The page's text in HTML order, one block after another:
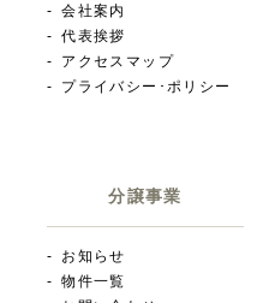
会社案内
代表挨拶
アクセスマップ
プライバシー･ポリシー
分譲事業
お知らせ
物件一覧